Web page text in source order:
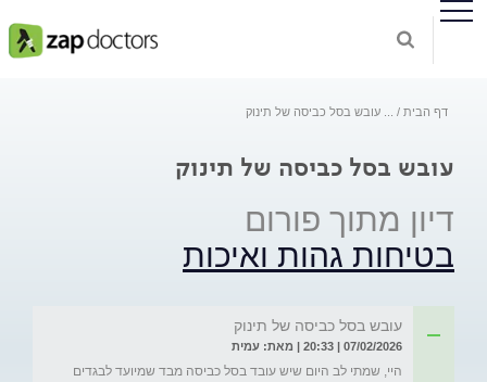
דף הבית עובש בסל כביסה של תינוק
עובש בסל כביסה של תינוק
דיון מתוך פורום
בטיחות גהות ואיכות
עובש בסל כביסה של תינוק
07/02/2026 | 20:33 | מאת: עמית
היי, שמתי לב היום שיש עובד בסל כביסה מבד שמיועד לבגדים